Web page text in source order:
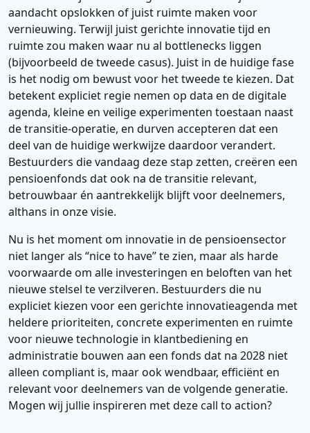
aandacht opslokken of juist ruimte maken voor
vernieuwing. Terwijl juist gerichte innovatie tijd en
ruimte zou maken waar nu al bottlenecks liggen
(bijvoorbeeld de tweede casus). Juist in de huidige fase
is het nodig om bewust voor het tweede te kiezen. Dat
betekent expliciet regie nemen op data en de digitale
agenda, kleine en veilige experimenten toestaan naast
de transitie-operatie, en durven accepteren dat een
deel van de huidige werkwijze daardoor verandert.
Bestuurders die vandaag deze stap zetten, creëren een
pensioenfonds dat ook na de transitie relevant,
betrouwbaar én aantrekkelijk blijft voor deelnemers,
althans in onze visie.
Nu is het moment om innovatie in de pensioensector
niet langer als “nice to have” te zien, maar als harde
voorwaarde om alle investeringen en beloften van het
nieuwe stelsel te verzilveren. Bestuurders die nu
expliciet kiezen voor een gerichte innovatieagenda met
heldere prioriteiten, concrete experimenten en ruimte
voor nieuwe technologie in klantbediening en
administratie bouwen aan een fonds dat na 2028 niet
alleen compliant is, maar ook wendbaar, efficiënt en
relevant voor deelnemers van de volgende generatie.
Mogen wij jullie inspireren met deze call to action?